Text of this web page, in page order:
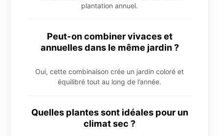
plantation annuel.
Peut-on combiner vivaces et
annuelles dans le même jardin ?
Oui, cette combinaison crée un jardin coloré et
équilibré tout au long de l’année.
Quelles plantes sont idéales pour un
climat sec ?